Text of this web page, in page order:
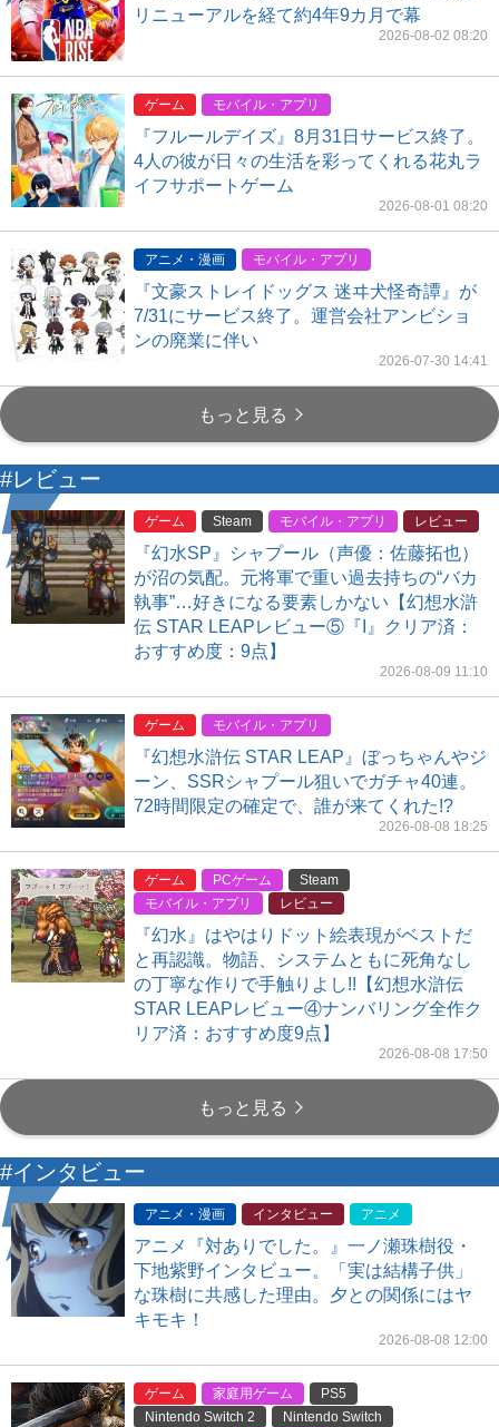
リニューアルを経て約4年9カ月で幕
2026-08-02 08:20
ゲーム モバイル・アプリ
『フルールデイズ』8月31日サービス終了。
4人の彼が日々の生活を彩ってくれる花丸ラ
イフサポートゲーム
2026-08-01 08:20
アニメ・漫画 モバイル・アプリ
『文豪ストレイドッグス 迷ヰ犬怪奇譚』が
7/31にサービス終了。運営会社アンビショ
ンの廃業に伴い
2026-07-30 14:41
もっと見る
#レビュー
ゲーム Steam モバイル・アプリ レビュー
『幻水SP』シャプール（声優：佐藤拓也）
が沼の気配。元将軍で重い過去持ちの“バカ
執事”…好きになる要素しかない【幻想水滸
伝 STAR LEAPレビュー⑤『I』クリア済：
おすすめ度：9点】
2026-08-09 11:10
ゲーム モバイル・アプリ
『幻想水滸伝 STAR LEAP』ぼっちゃんやジ
ーン、SSRシャプール狙いでガチャ40連。
72時間限定の確定で、誰が来てくれた!?
2026-08-08 18:25
ゲーム PCゲーム
Steam
モバイル・アプリ
レビュー
『幻水』はやはりドット絵表現がベストだ
と再認識。物語、システムともに死角なし
の丁寧な作りで手触りよし!!【幻想水滸伝
STAR LEAPレビュー④ナンバリング全作ク
リア済：おすすめ度9点】
2026-08-08 17:50
もっと見る
#インタビュー
アニメ・漫画 インタビュー アニメ
アニメ『対ありでした。』一ノ瀬珠樹役・
下地紫野インタビュー。「実は結構子供」
な珠樹に共感した理由。夕との関係にはヤ
キモキ！
2026-08-08 12:00
ゲーム 家庭用ゲーム
PS5
Nintendo Switch 2
Nintendo Switch